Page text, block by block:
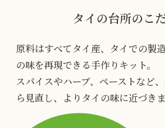
タイの台所のこ
原料はすべてタイ産、タイでの製
の味を再現できる手作りキット。
スパイスやハーブ、ペーストなど
ら見直し、よりタイの味に近づきま